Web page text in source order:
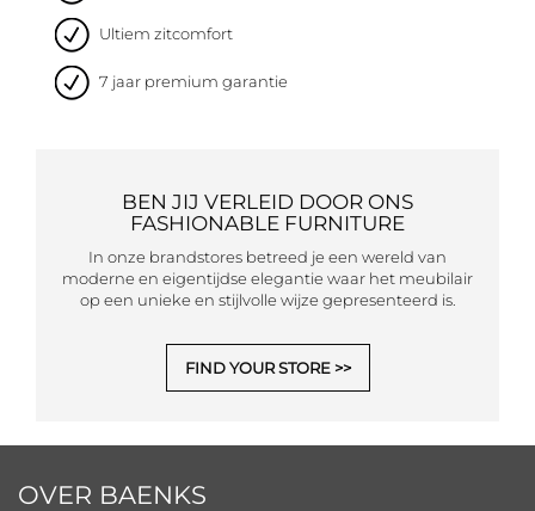
Ultiem zitcomfort
7 jaar premium garantie
BEN JIJ VERLEID DOOR ONS
FASHIONABLE FURNITURE
In onze brandstores betreed je een wereld van
moderne en eigentijdse elegantie waar het meubilair
op een unieke en stijlvolle wijze gepresenteerd is.
FIND YOUR STORE
OVER BAENKS